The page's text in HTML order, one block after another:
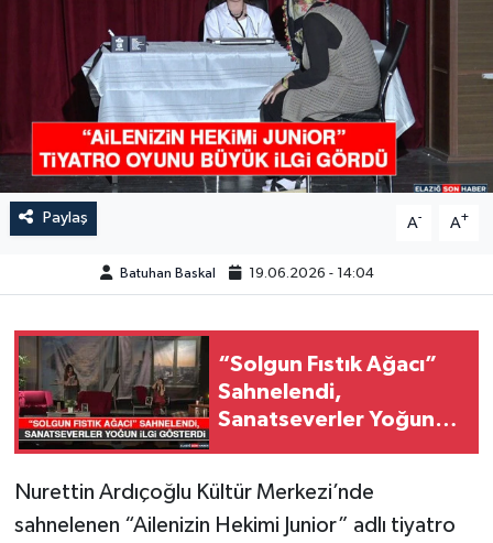
Paylaş A- A+
Batuhan Baskal 19.06.2026 - 14:04
“Solgun Fıstık Ağacı”
Sahnelendi,
Sanatseverler Yoğun
Nurettin Ardıçoğlu Kültür Merkezi’nde
sahnelenen “Ailenizin Hekimi Junior” adlı tiyatro
MEDYA
ÖZEL HABER
POLİTİKA
SAĞLIK
SPOR
TEKNOLOJİ
YAŞAM